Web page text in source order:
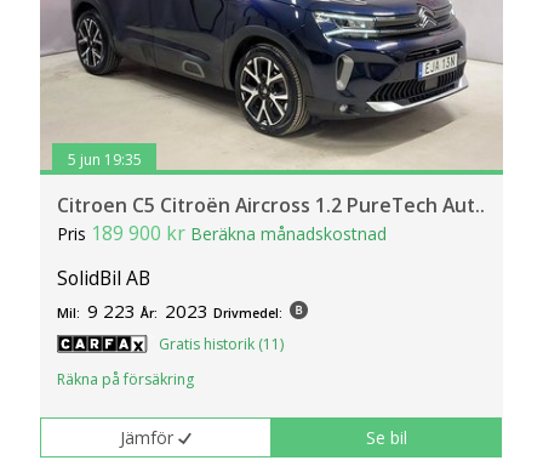
5 jun 19:35
Citroen C5 Citroën Aircross 1.2 PureTech Aut..
Pris 189 900 kr Beräkna månadskostnad
SolidBil AB
Mil: 9 223 År: 2023 Drivmedel:
Gratis historik (11)
Räkna på försäkring
Jämför Se bil